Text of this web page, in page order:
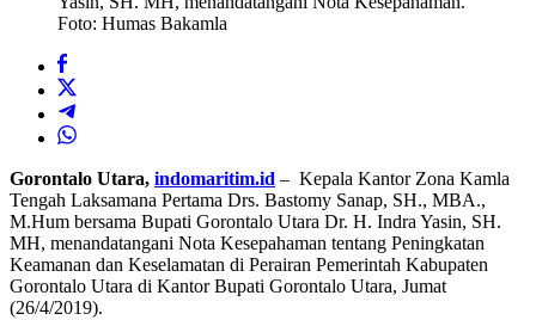
Foto: Humas Bakamla
Gorontalo Utara, indomaritim.id – Kepala Kantor Zona Kamla
Tengah Laksamana Pertama Drs. Bastomy Sanap, SH., MBA.,
M.Hum bersama Bupati Gorontalo Utara Dr. H. Indra Yasin, SH.
MH, menandatangani Nota Kesepahaman tentang Peningkatan
Keamanan dan Keselamatan di Perairan Pemerintah Kabupaten
Gorontalo Utara di Kantor Bupati Gorontalo Utara, Jumat
(26/4/2019).